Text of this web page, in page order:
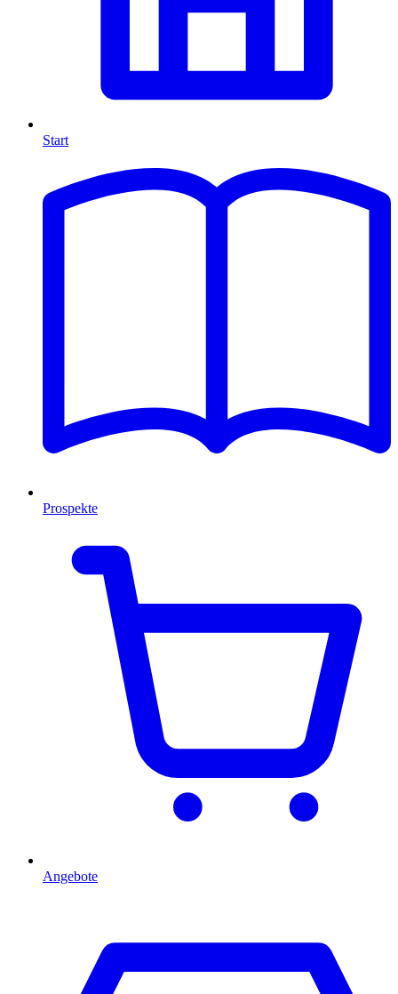
Start
Prospekte
Angebote